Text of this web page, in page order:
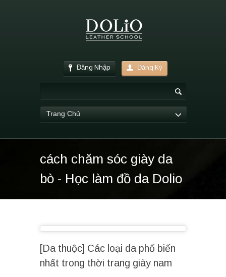
Đăng Nhập Đăng Ký
Trang Chủ
cách chăm sóc giày da
bò - Học làm đồ da Dolio
[Da thuộc] Các loại da phổ biến
nhất trong thời trang giày nam